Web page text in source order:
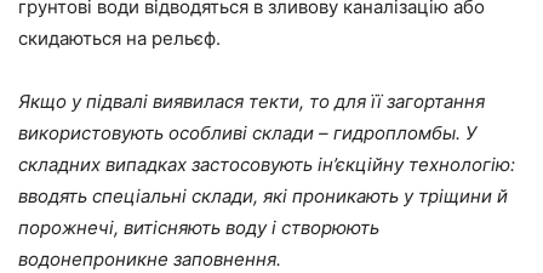
грунтові води відводяться в зливову каналізацію або
скидаються на рельєф.
Якщо у підвалі виявилася текти, то для її загортання
використовують особливі склади – гидропломбы. У
складних випадках застосовують ін’єкційну технологію:
вводять спеціальні склади, які проникають у тріщини й
порожнечі, витісняють воду і створюють
водонепроникне заповнення.